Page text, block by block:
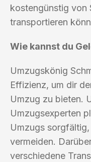
kostengünstig von
transportieren
Wie kannst du
Umzugskönig
Effizienz, um dir
Umzug zu bieten.
Umzugsexperten
Umzugs
vermeiden.
verschiedene